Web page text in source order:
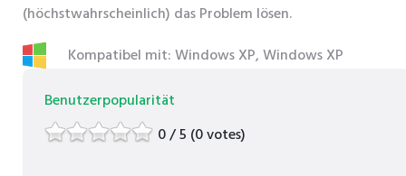
(höchstwahrscheinlich) das Problem lösen.
Kompatibel mit: Windows XP, Windows XP
Benutzerpopularität
0 / 5 (0 votes)